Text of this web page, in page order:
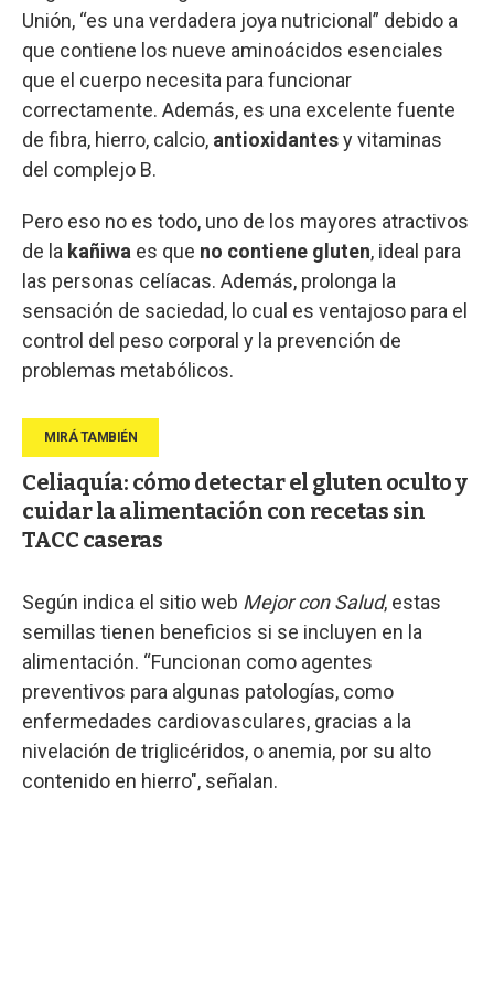
Unión, “es una verdadera joya nutricional” debido a
que contiene los nueve aminoácidos esenciales
que el cuerpo necesita para funcionar
correctamente. Además, es una excelente fuente
de fibra, hierro, calcio, antioxidantesy vitaminas
del complejo B.
Pero eso no es todo, uno de los mayores atractivos
de la kañiwa es que no contiene gluten, ideal para
las personas celíacas. Además, prolonga la
sensación de saciedad, lo cual es ventajoso para el
control del peso corporal y la prevención de
problemas metabólicos.
Celiaquía: cómo detectar el gluten oculto y
cuidar la alimentación con recetas sin
TACC caseras
Según indica el sitio web Mejor con Salud, estas
semillas tienen beneficios si se incluyen en la
alimentación. “Funcionan como agentes
preventivos para algunas patologías, como
enfermedades cardiovasculares, gracias a la
nivelación de triglicéridos, o anemia, por su alto
contenido en hierro", señalan.